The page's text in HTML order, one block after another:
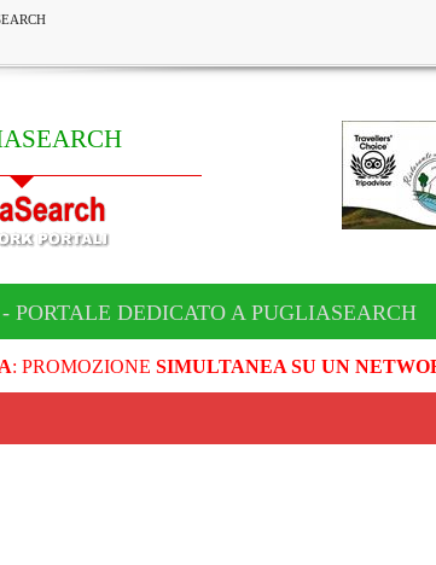
PORTALE DEDICATO A PUGLIASEARCH
: PROMOZIONE SIMULTANEA SU UN